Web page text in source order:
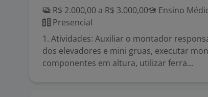
R$ 2.000,00 a R$ 3.000,00
Ensino
Presencial
1. Atividades: Auxiliar o montador
dos elevadores e mini gruas, executar
componentes em altura, utilizar ferra...